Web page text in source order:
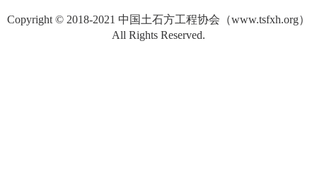
Copyright © 2018-2021 中国土石方工程协会（www.tsfxh.org）
All Rights Reserved.